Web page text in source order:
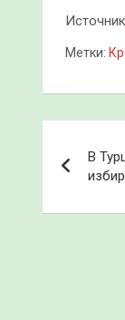
Метки:
по
В